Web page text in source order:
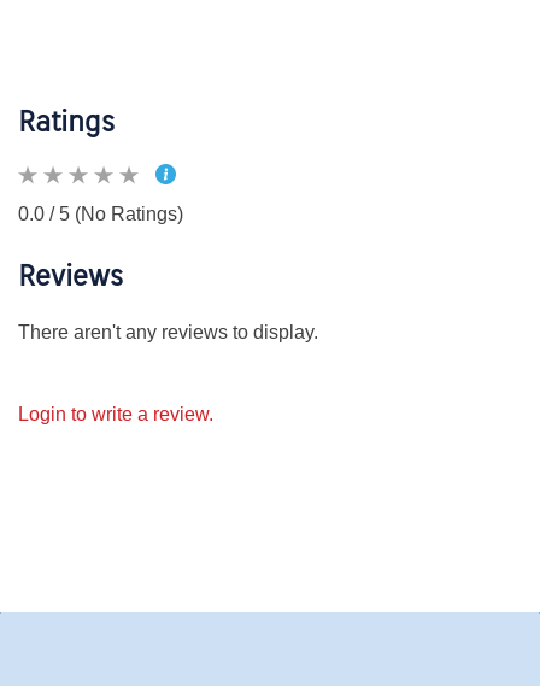
Ratings
0.0 / 5 (No Ratings)
Reviews
There aren't any reviews to display.
Login to write a review.